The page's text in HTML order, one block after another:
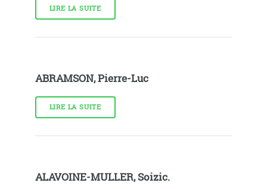
LIRE LA SUITE
ABRAMSON, Pierre-Luc
LIRE LA SUITE
ALAVOINE-MULLER, Soizic.